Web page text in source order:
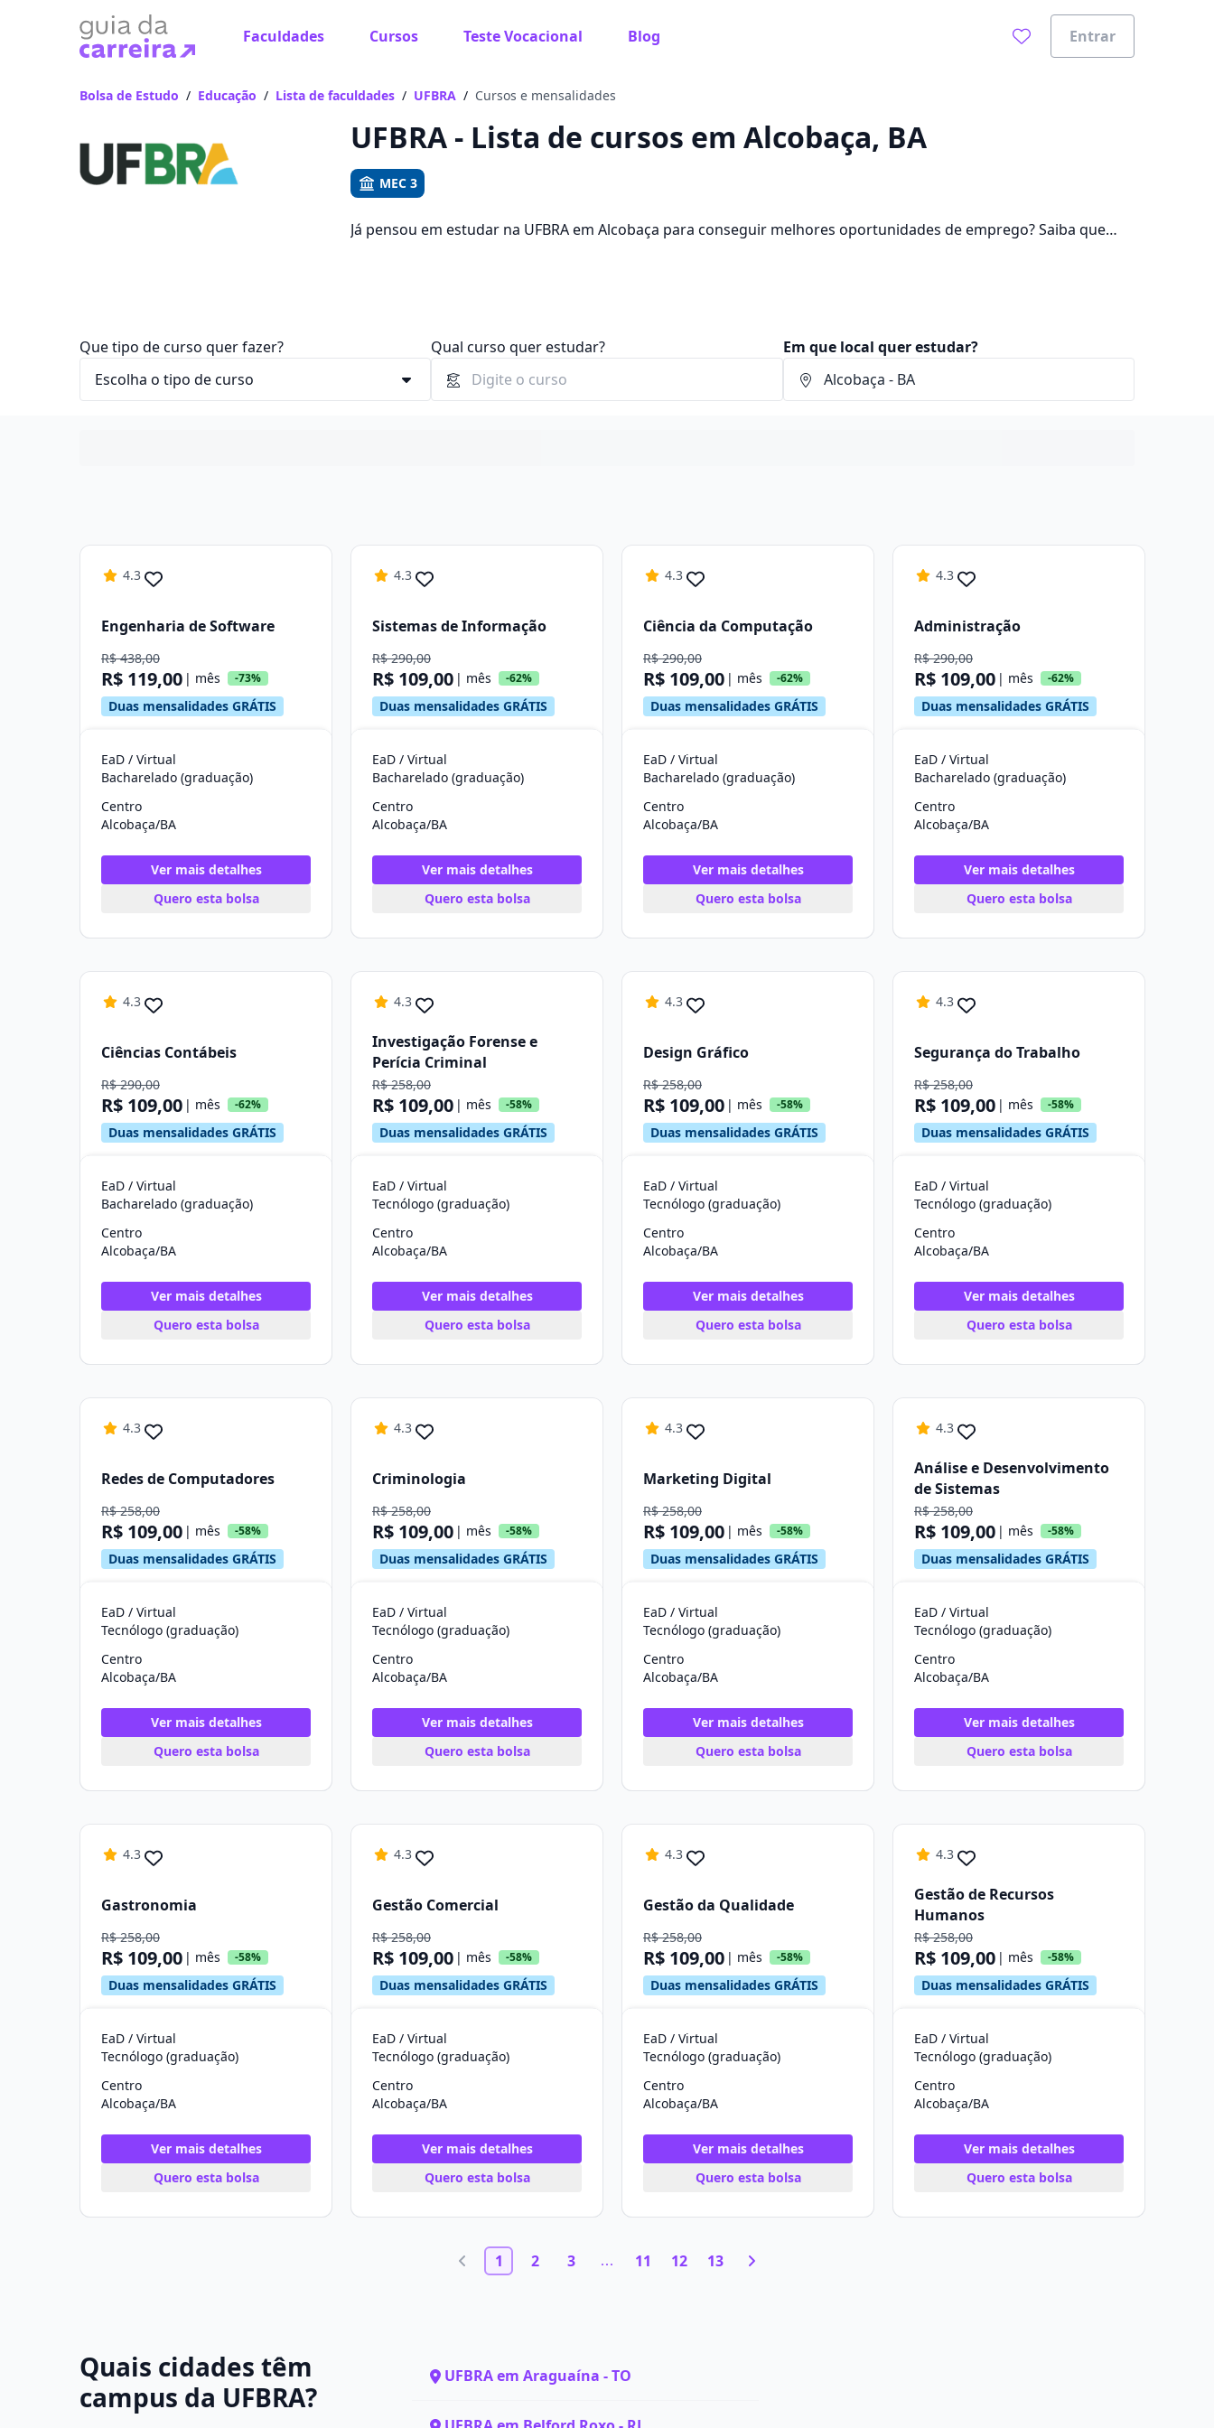
Faculdades Cursos Teste Vocacional Blog Entrar
Vamos te guiar no caminho ideal para seus estudos
Bolsa de Estudo / Educação / Lista de faculdades / UFBRA / Cursos e mensalidades
UFBRA - Lista de cursos em Alcobaça, BA
MEC 3
Já pensou em estudar na UFBRA em Alcobaça para conseguir melhores oportunidades de emprego? Saiba que
Que tipo de curso quer fazer? Qual curso quer estudar? Em que local quer estudar?
4.3
Engenharia de Software
R$ 438,00
R$ 119,00 | mês -73%
Duas mensalidades GRÁTIS
EaD / Virtual
Bacharelado (graduação)
Centro
Alcobaça/BA
Ver mais detalhes
Quero esta bolsa
4.3
Sistemas de Informação
R$ 290,00
R$ 109,00 | mês -62%
Duas mensalidades GRÁTIS
EaD / Virtual
Bacharelado (graduação)
Centro
Alcobaça/BA
Ver mais detalhes
Quero esta bolsa
4.3
Ciência da Computação
R$ 290,00
R$ 109,00 | mês -62%
Duas mensalidades GRÁTIS
EaD / Virtual
Bacharelado (graduação)
Centro
Alcobaça/BA
Ver mais detalhes
Quero esta bolsa
4.3
Administração
R$ 290,00
R$ 109,00 | mês -62%
Duas mensalidades GRÁTIS
EaD / Virtual
Bacharelado (graduação)
Centro
Alcobaça/BA
Ver mais detalhes
Quero esta bolsa
4.3
Ciências Contábeis
R$ 290,00
R$ 109,00 | mês -62%
Duas mensalidades GRÁTIS
EaD / Virtual
Bacharelado (graduação)
Centro
Alcobaça/BA
Ver mais detalhes
Quero esta bolsa
4.3
Investigação Forense e
Perícia Criminal
R$ 258,00
R$ 109,00 | mês -58%
Duas mensalidades GRÁTIS
EaD / Virtual
Tecnólogo (graduação)
Centro
Alcobaça/BA
Ver mais detalhes
Quero esta bolsa
4.3
Design Gráfico
R$ 258,00
R$ 109,00 | mês -58%
Duas mensalidades GRÁTIS
EaD / Virtual
Tecnólogo (graduação)
Centro
Alcobaça/BA
Ver mais detalhes
Quero esta bolsa
4.3
Segurança do Trabalho
R$ 258,00
R$ 109,00 | mês -58%
Duas mensalidades GRÁTIS
EaD / Virtual
Tecnólogo (graduação)
Centro
Alcobaça/BA
Ver mais detalhes
Quero esta bolsa
4.3
Redes de Computadores
R$ 258,00
R$ 109,00 | mês -58%
Duas mensalidades GRÁTIS
EaD / Virtual
Tecnólogo (graduação)
Centro
Alcobaça/BA
Ver mais detalhes
Quero esta bolsa
4.3
Criminologia
R$ 258,00
R$ 109,00 | mês -58%
Duas mensalidades GRÁTIS
EaD / Virtual
Tecnólogo (graduação)
Centro
Alcobaça/BA
Ver mais detalhes
Quero esta bolsa
4.3
Marketing Digital
R$ 258,00
R$ 109,00 | mês -58%
Duas mensalidades GRÁTIS
EaD / Virtual
Tecnólogo (graduação)
Centro
Alcobaça/BA
Ver mais detalhes
Quero esta bolsa
4.3
Análise e Desenvolvimento
de Sistemas
R$ 258,00
R$ 109,00 | mês -58%
Duas mensalidades GRÁTIS
EaD / Virtual
Tecnólogo (graduação)
Centro
Alcobaça/BA
Ver mais detalhes
Quero esta bolsa
4.3
Gastronomia
R$ 258,00
R$ 109,00 | mês -58%
Duas mensalidades GRÁTIS
EaD / Virtual
Tecnólogo (graduação)
Centro
Alcobaça/BA
Ver mais detalhes
Quero esta bolsa
4.3
Gestão Comercial
R$ 258,00
R$ 109,00 | mês -58%
Duas mensalidades GRÁTIS
EaD / Virtual
Tecnólogo (graduação)
Centro
Alcobaça/BA
Ver mais detalhes
Quero esta bolsa
4.3
Gestão da Qualidade
R$ 258,00
R$ 109,00 | mês -58%
Duas mensalidades GRÁTIS
EaD / Virtual
Tecnólogo (graduação)
Centro
Alcobaça/BA
Ver mais detalhes
Quero esta bolsa
4.3
Gestão de Recursos
Humanos
R$ 258,00
R$ 109,00 | mês -58%
Duas mensalidades GRÁTIS
EaD / Virtual
Tecnólogo (graduação)
Centro
Alcobaça/BA
Ver mais detalhes
Quero esta bolsa
1 2 3 11 12 13
Quais cidades têm
campus da UFBRA?
UFBRA em Araguaína - TO